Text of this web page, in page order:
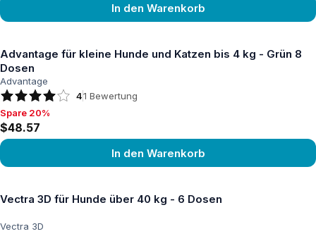
In den Warenkorb
Advantage für kleine Hunde und Katzen bis 4 kg - Grün 8
Dosen
Advantage
41 Bewertung
Spare 20%, $48.57
Spare 20%
$48.57
In den Warenkorb
Vectra 3D für Hunde über 40 kg - 6 Dosen
Vectra 3D